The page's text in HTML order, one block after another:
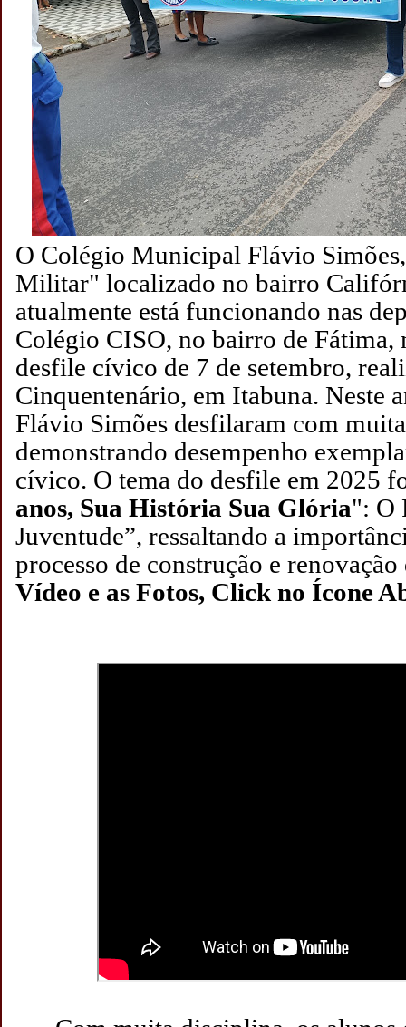
O Colégio Municipal Flávio Simões
Militar" localizado no bairro
atualmente está funcionando nas
Colégio CISO, no bairro de Fátima,
desfile cívico de 7 de setembro,
Cinquentenário, em Itabuna. Neste
Flávio Simões desfilaram com
demonstrando desempenho
cívico. O tema do desfile em 2025
anos, Sua História Sua Glória": O
Juventude”, ressaltando a
processo de construção e
Vídeo e as Fotos, Click no Ícone